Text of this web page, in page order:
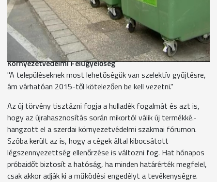
ömlesztve, vagy külön-külön gyűjtik-e a háztartásokban a
szemetet.
Fekete István - hulladékgazdálkodási osztályvezető,
Környezetvédelmi Felügyelőség
"A településeknek most lehetőségük van szelektív gyűjtésre,
ám várhatóan 2015-től kötelezően be kell vezetni."
Az új törvény tisztázni fogja a hulladék fogalmát és azt is,
hogy az újrahasznosítás során mikortól válik új termékké.-
hangzott el a szerdai környezetvédelmi szakmai fórumon.
Szóba került az is, hogy a cégek által kibocsátott
légszennyezettség ellenőrzése is változni fog. Hat hónapos
próbaidőt biztosít a hatóság, ha minden határérték megfelel,
csak akkor adják ki a működési engedélyt a tevékenységre.